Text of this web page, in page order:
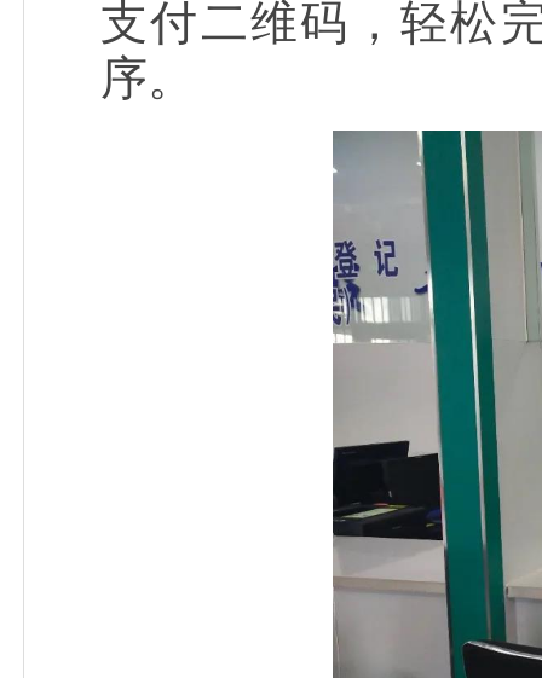
支付二维码，轻松
序。